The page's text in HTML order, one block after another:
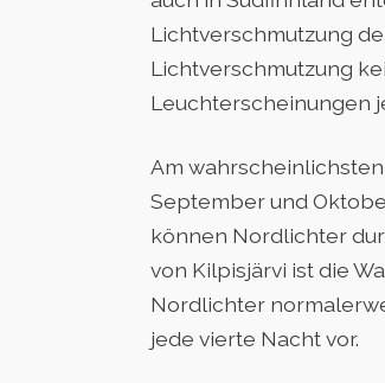
Lichtverschmutzung
Lichtverschmutzung
Leuchterscheinungen
Am
September und
können Nordlichter
von Kilpisjärvi ist die
Nordlichter
jede vierte Nacht vor.